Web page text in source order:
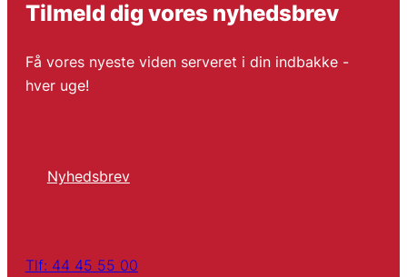
Tilmeld dig vores nyhedsbrev
Få vores nyeste viden serveret i din indbakke -
hver uge!
Nyhedsbrev
Tlf: 44 45 55 00